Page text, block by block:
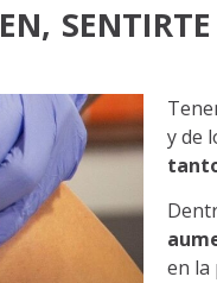
y de
en la